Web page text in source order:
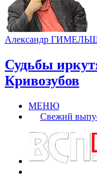
Александр
Судьбы
Кривозубов
МЕНЮ
Свежий